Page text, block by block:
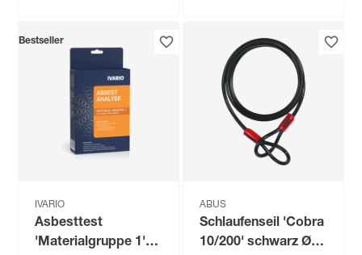
Bestseller
IVARIO
Asbesttest
'Materialgruppe 1'
ABUS
Schlaufenseil 'Cobra
10/200' schwarz Ø 1